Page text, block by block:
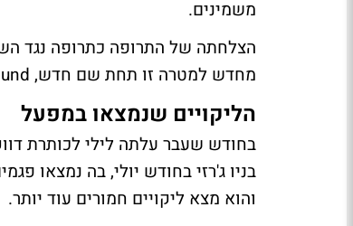
משמינים.
הצלחתה של התרופה כתרופה נגד
מחדש למטרה זו תחת שם חדש, Zepbound, לה היא קיבלה אישור FDA בחודש נובמבר האחרון.
הליקויים שנמצאו במפעל
בניו ג'רזי בחודש יולי, בה נמצאו
והוא מצא ליקויים חמורים עוד יותר.